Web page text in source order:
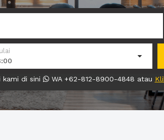
kami di sini WA +62-812-8900-4848 atau